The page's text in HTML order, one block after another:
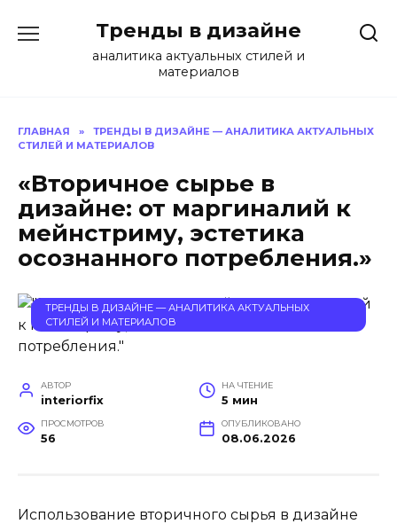
содержанию
Тренды в дизайне
аналитика актуальных стилей и
материалов
ГЛАВНАЯ »
ТРЕНДЫ В ДИЗАЙНЕ — АНАЛИТИКА АКТУАЛЬНЫХ
СТИЛЕЙ И МАТЕРИАЛОВ
«Вторичное сырье в
дизайне: от маргиналий к
мейнстриму, эстетика
осознанного потребления.»
ТРЕНДЫ В ДИЗАЙНЕ — АНАЛИТИКА АКТУАЛЬНЫХ
СТИЛЕЙ И МАТЕРИАЛОВ
АВТОР
interiorfix
НА ЧТЕНИЕ
5 мин
ПРОСМОТРОВ
56
ОПУБЛИКОВАНО
08.06.2026
Использование вторичного сырья в дизайне